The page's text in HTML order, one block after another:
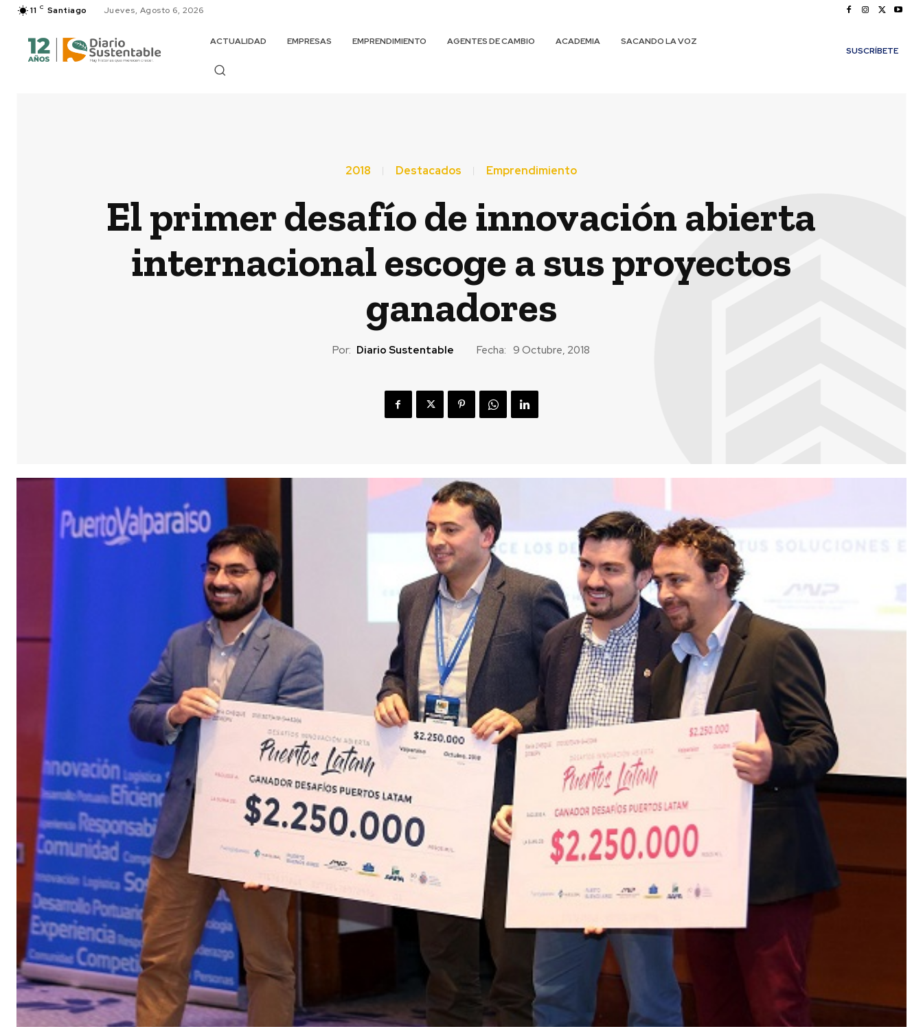
11 C Santiago Jueves, Agosto 6, 2026
ACTUALIDAD EMPRESAS EMPRENDIMIENTO AGENTES DE CAMBIO ACADEMIA
SACANDO LA VOZ
SUSCRÍBETE
2018 Destacados Emprendimiento
El primer desafío de innovación abierta
internacional escoge a sus proyectos
ganadores
Por: Diario Sustentable Fecha: 9 Octubre, 2018